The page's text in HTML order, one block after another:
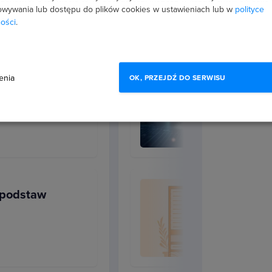
na popularności.
telefonów, systemów smart
stały się niewystarczające.
przez bazy SQL. Dlatego
ofert pracy dla specjalistów,
bazy
lub dostępu do plików cookies w ustawieniach lub w polityce
.
OK, PRZEJDŹ DO SERWISU